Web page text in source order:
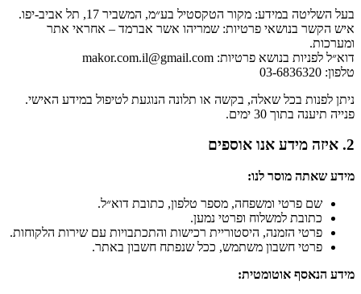
בעל השליטה במידע: מקור הטקסטיל בע״מ, המשביר 17, תל אביב-יפו.
איש הקשר בנושאי פרטיות: שמריהו אשר אברמד – אחראי אתר
ומערכות.
דוא״ל לפניות בנושא פרטיות: makor.com.il@gmail.com
טלפון: 03-6836320
ניתן לפנות בכל שאלה, בקשה או תלונה הנוגעת לטיפול במידע האישי.
פנייה תיענה בתוך 30 ימים.
2. איזה מידע אנו אוספים
מידע שאתה מוסר לנו:
שם פרטי ומשפחה, מספר טלפון, כתובת דוא״ל.
כתובת למשלוח ופרטי נמען.
פרטי הזמנה, היסטוריית רכישות והתכתבויות עם שירות הלקוחות.
פרטי חשבון משתמש, ככל שנפתח חשבון באתר.
מידע הנאסף אוטומטית: